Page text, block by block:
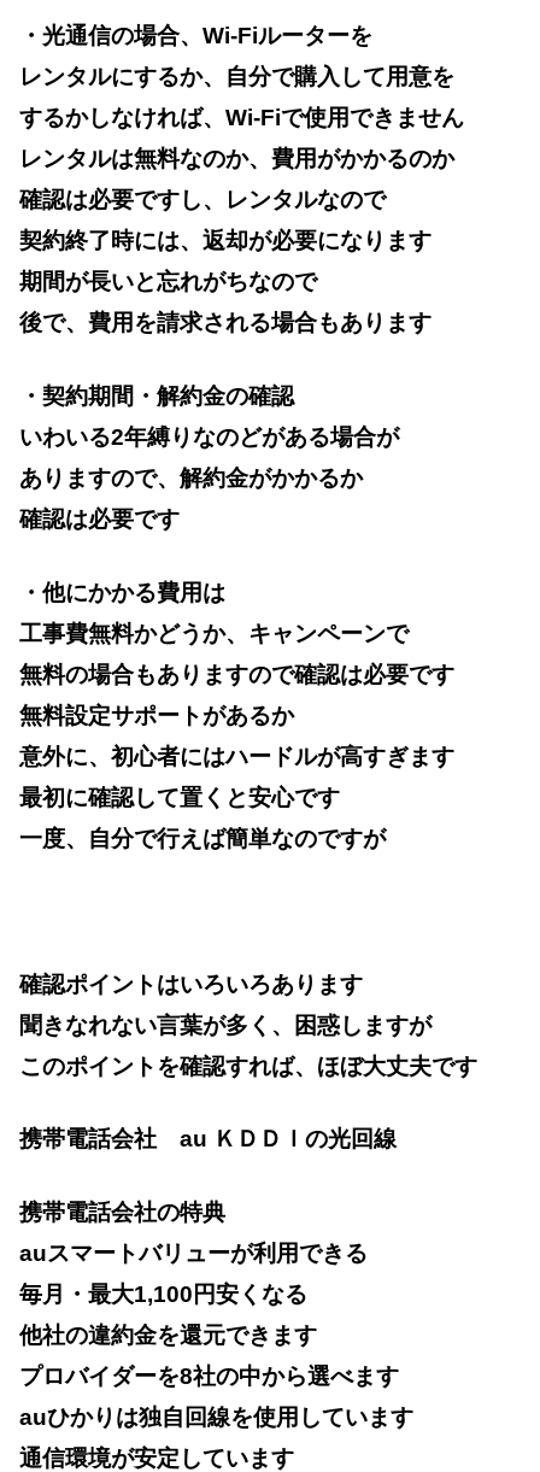
・光通信の場合、Wi-Fiルーターを
レンタルにするか、自分で購入して用意を
するかしなければ、Wi-Fiで使用できません
レンタルは無料なのか、費用がかかるのか
確認は必要ですし、レンタルなので
契約終了時には、返却が必要になります
期間が長いと忘れがちなので
後で、費用を請求される場合もあります
・契約期間・解約金の確認
いわいる2年縛りなのどがある場合が
ありますので、解約金がかかるか
確認は必要です
・他にかかる費用は
工事費無料かどうか、キャンペーンで
無料の場合もありますので確認は必要です
無料設定サポートがあるか
意外に、初心者にはハードルが高すぎます
最初に確認して置くと安心です
一度、自分で行えば簡単なのですが
確認ポイントはいろいろあります
聞きなれない言葉が多く、困惑しますが
このポイントを確認すれば、ほぼ大丈夫です
携帯電話会社 au ＫＤＤＩの光回線
携帯電話会社の特典
auスマートバリューが利用できる
毎月・最大1,100円安くなる
他社の違約金を還元できます
プロバイダーを8社の中から選べます
auひかりは独自回線を使用しています
通信環境が安定しています